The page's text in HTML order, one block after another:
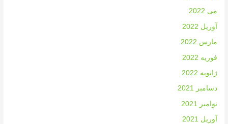
می 2022
آوریل 2022
مارس 2022
فوریه 2022
ژانویه 2022
دسامبر 2021
نوامبر 2021
آوریل 2021